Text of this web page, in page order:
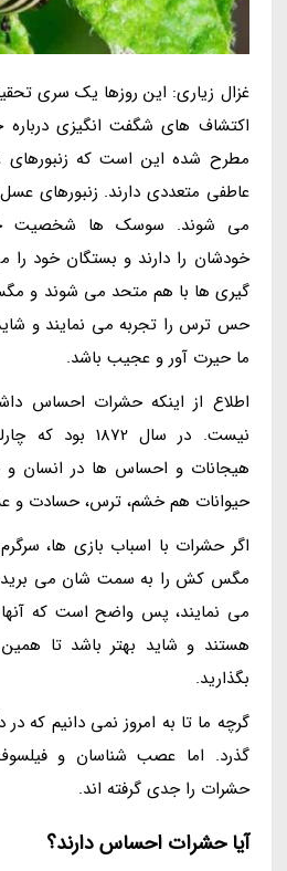
غزال زیاری: این روزها یک سری
اکتشاف های شگفت انگیزی
مطرح شده این است که
عاطفی متعددی دارند. زنبورهای
می شوند. سوسک ها شخصیت
خودشان را دارند و بستگان خود
گیری ها با هم متحد می شوند و
حس ترس را تجربه می نمایند و
ما حیرت آور و عجیب باشد.
اطلاع از اینکه حشرات احساس
نیست. در سال
هیجانات و احساس ها در انسان و
حیوانات هم خشم، ترس، حسادت و
اگر حشرات با اسباب بازی ها،
مگس کش را به سمت شان می
می نمایند، پس واضح است که
هستند و شاید بهتر باشد تا
بگذارید.
گرچه ما تا به امروز نمی دانیم
گذرد. اما عصب شناسان و
حشرات را جدی گرفته اند.
آیا حشرات احساس دارند؟